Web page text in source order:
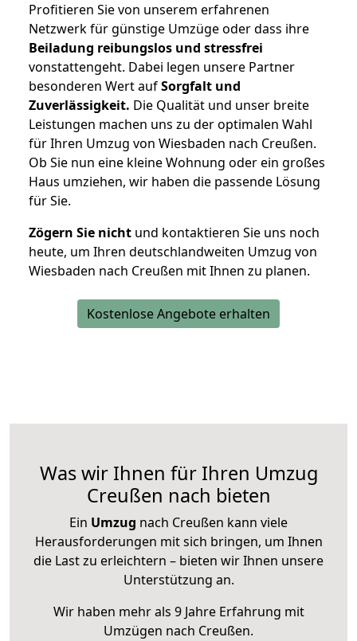
Profitieren Sie von unserem erfahrenen
Netzwerk für günstige Umzüge oder dass ihre
Beiladung reibungslos und stressfrei
vonstattengeht. Dabei legen unsere Partner
besonderen Wert aufSorgfalt und
Zuverlässigkeit. Die Qualität und unser breite
Leistungen machen uns zu der optimalen Wahl
für Ihren Umzug von Wiesbaden nach Creußen.
Ob Sie nun eine kleine Wohnung oder ein großes
Haus umziehen, wir haben die passende Lösung
für Sie.
Zögern Sie nicht und kontaktieren Sie uns noch
heute, um Ihren deutschlandweiten Umzug von
Wiesbaden nach Creußen mit Ihnen zu planen.
Kostenlose Angebote erhalten
Was wir Ihnen für Ihren Umzug
Creußen nach bieten
Ein Umzug nach Creußen kann viele
Herausforderungen mit sich bringen, um Ihnen
die Last zu erleichtern – bieten wir Ihnen unsere
Unterstützung an.
Wir haben mehr als 9 Jahre Erfahrung mit
Umzügen nach Creußen.